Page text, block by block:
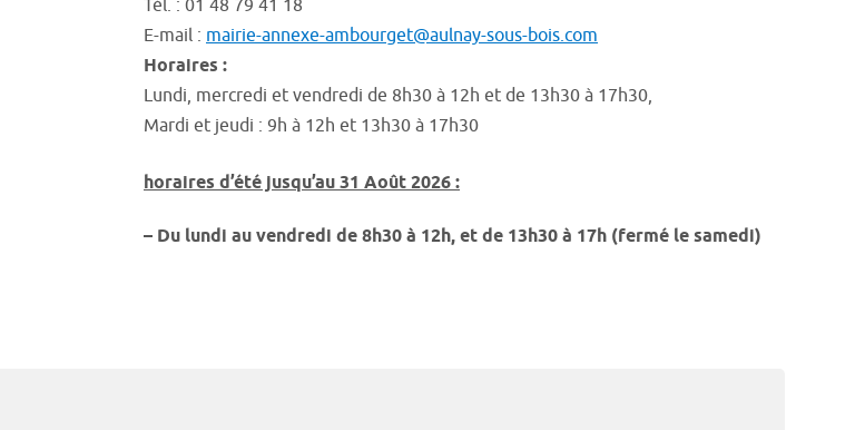
Tél. : 01 48 79 41 18
E-mail : mairie-annexe-ambourget@aulnay-sous-bois.com
Horaires :
Lundi, mercredi et vendredi de 8h30 à 12h et de 13h30 à 17h30,
Mardi et jeudi : 9h à 12h et 13h30 à 17h30
horaires d’été jusqu’au 31 Août 2026:
– Du lundi au vendredi de 8h30 à 12h, et de 13h30 à 17h (fermé le samedi)